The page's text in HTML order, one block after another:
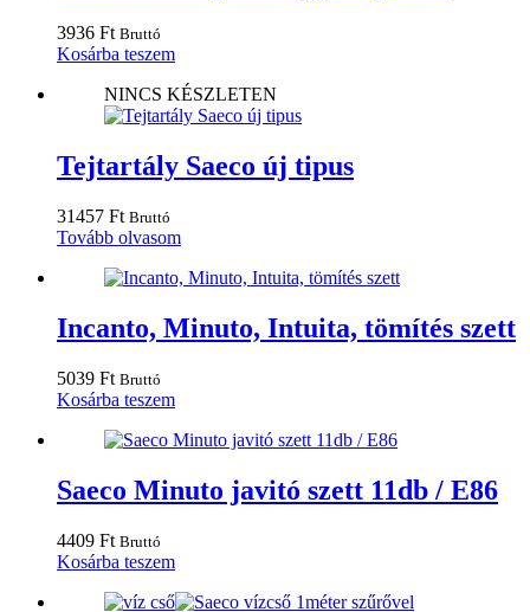
3936 Ft Bruttó
Kosárba teszem
NINCS KÉSZLETEN
Tejtartály Saeco új tipus
31457 Ft Bruttó
Tovább olvasom
Incanto, Minuto, Intuita, tömítés szett
5039 Ft Bruttó
Kosárba teszem
Saeco Minuto javitó szett 11db / E86
4409 Ft Bruttó
Kosárba teszem